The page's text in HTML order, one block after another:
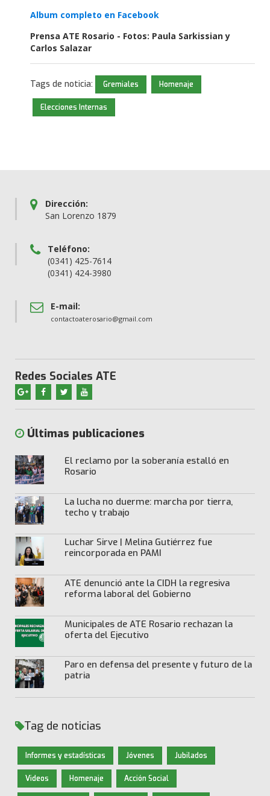
Album completo en Facebook
Prensa ATE Rosario - Fotos: Paula Sarkissian y
Carlos Salazar
Tags de noticia: Gremiales Homenaje
Elecciones Internas
Dirección:
San Lorenzo 1879
Teléfono:
(0341) 425-7614
(0341) 424-3980
E-mail:
contactoaterosario@gmail.com
Redes Sociales ATE
Últimas publicaciones
El reclamo por la soberanía estalló en
Rosario
La lucha no duerme: marcha por tierra,
techo y trabajo
Luchar Sirve | Melina Gutiérrez fue
reincorporada en PAMI
ATE denunció ante la CIDH la regresiva
reforma laboral del Gobierno
Municipales de ATE Rosario rechazan la
oferta del Ejecutivo
Paro en defensa del presente y futuro de la
patria
Tag de noticias
Informes y estadísticas Jóvenes Jubilados
Videos Homenaje Acción Social